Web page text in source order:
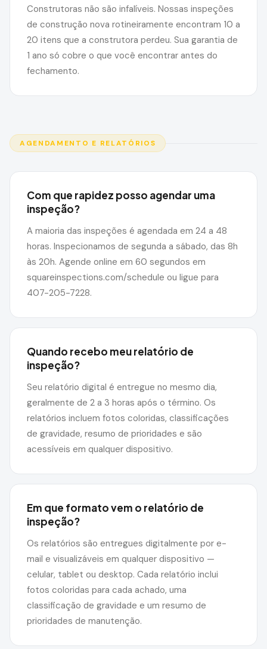
Construtoras não são infalíveis. Nossas inspeções
de construção nova rotineiramente encontram 10 a
20 itens que a construtora perdeu. Sua garantia de
1 ano só cobre o que você encontrar antes do
fechamento.
AGENDAMENTO E RELATÓRIOS
Com que rapidez posso agendar uma
inspeção?
A maioria das inspeções é agendada em 24 a 48
horas. Inspecionamos de segunda a sábado, das 8h
às 20h. Agende online em 60 segundos em
squareinspections.com/schedule ou ligue para
407-205-7228.
Quando recebo meu relatório de
inspeção?
Seu relatório digital é entregue no mesmo dia,
geralmente de 2 a 3 horas após o término. Os
relatórios incluem fotos coloridas, classificações
de gravidade, resumo de prioridades e são
acessíveis em qualquer dispositivo.
Em que formato vem o relatório de
inspeção?
Os relatórios são entregues digitalmente por e-
mail e visualizáveis em qualquer dispositivo —
celular, tablet ou desktop. Cada relatório inclui
fotos coloridas para cada achado, uma
classificação de gravidade e um resumo de
prioridades de manutenção.